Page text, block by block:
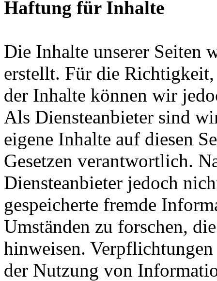
Haftung für Inhalte
Die Inhalte unserer Seiten
erstellt. Für die
der Inhalte können wir
Als Diensteanbieter sind
eigene Inhalte auf diesen
Gesetzen verantwortlich.
Diensteanbieter jedoch
gespeicherte fremde
Umständen zu forschen,
hinweisen.
der Nutzung von